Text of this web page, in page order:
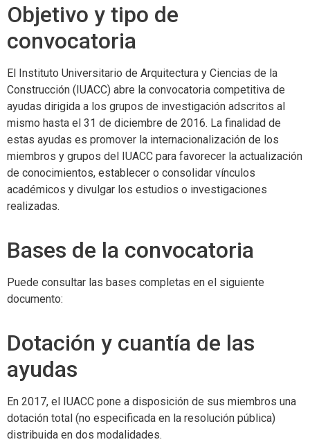
Objetivo y tipo de
convocatoria
El Instituto Universitario de Arquitectura y Ciencias de la
Construcción (IUACC) abre la convocatoria competitiva de
ayudas dirigida a los grupos de investigación adscritos al
mismo hasta el 31 de diciembre de 2016. La finalidad de
estas ayudas es promover la internacionalización de los
miembros y grupos del IUACC para favorecer la actualización
de conocimientos, establecer o consolidar vínculos
académicos y divulgar los estudios o investigaciones
realizadas.
Bases de la convocatoria
Puede consultar las bases completas en el siguiente
documento:
Dotación y cuantía de las
ayudas
En 2017, el IUACC pone a disposición de sus miembros una
dotación total (no especificada en la resolución pública)
distribuida en dos modalidades.